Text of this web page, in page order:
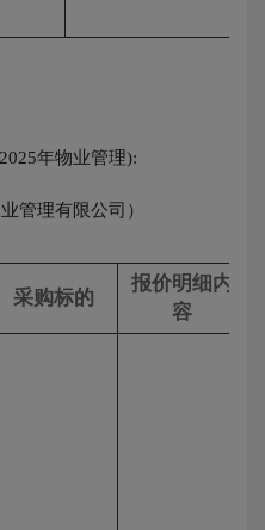
年物业管理):
管理有限公司）
采购标的
报价明细内
容